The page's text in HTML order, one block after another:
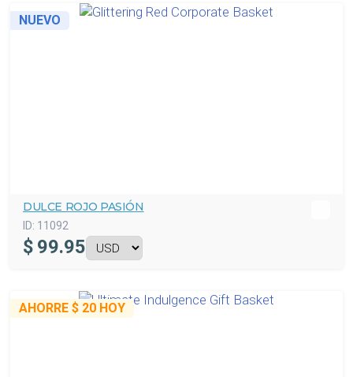
NUEVO
DULCE ROJO PASIÓN
ID: 11092
$ 99.95
AHORRE $ 20 HOY